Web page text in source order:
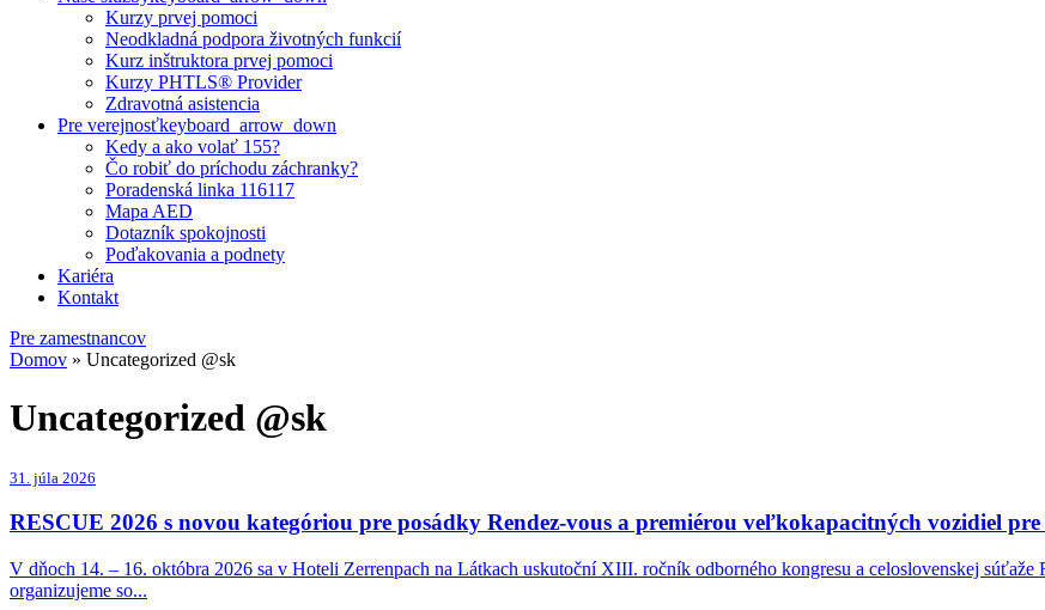
Kurzy prvej pomoci
Neodkladná podpora životných funkcií
Kurz inštruktora prvej pomoci
Kurzy PHTLS® Provider
Zdravotná asistencia
Pre verejnosťkeyboard_arrow_down
Kedy a ako volať 155?
Čo robiť do príchodu záchranky?
Poradenská linka 116117
Mapa AED
Dotazník spokojnosti
Poďakovania a podnety
Kariéra
Kontakt
Pre zamestnancov
Domov » Uncategorized @sk
Uncategorized @sk
31. júla 2026
RESCUE 2026 s novou kategóriou pre posádky Rendez-vous a premiérou veľkokapacitných vozidiel
V dňoch 14. – 16. októbra 2026 sa v Hoteli Zerrenpach na Látkach uskutoční XIII. ročník odborného kongresu a celoslovenskej
organizujeme so...